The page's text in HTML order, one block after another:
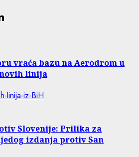
vraća bazu na Aerodrom u
linija
Slovenije: Prilika za
izdanja protiv San